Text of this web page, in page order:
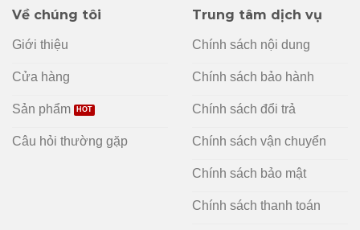
Về chúng tôi
Giới thiệu
Cửa hàng
Sản phẩm
Câu hỏi thường gặp
Trung tâm dịch vụ
Chính sách nội dung
Chính sách bảo hành
Chính sách đổi trả
Chính sách vận chuyển
Chính sách bảo mật
Chính sách thanh toán